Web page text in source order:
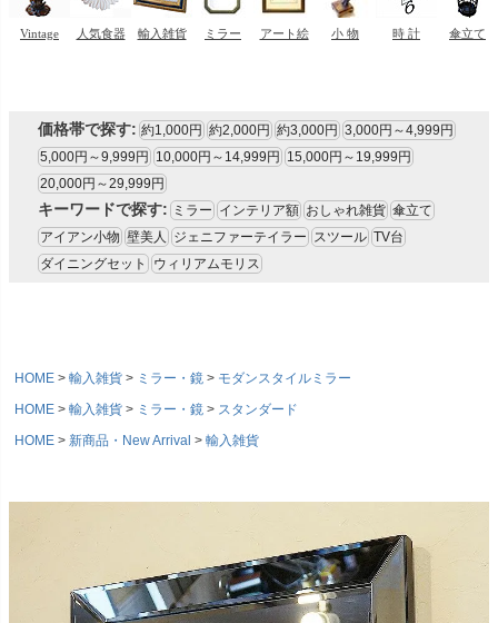
価格帯で探す: 約1,000円 約2,000円 約3,000円 3,000円～4,999円
5,000円～9,999円
10,000円～14,999円
15,000円～19,999円
20,000円～29,999円
キーワードで探す: ミラー インテリア額 おしゃれ雑貨 傘立て
アイアン小物 壁美人 ジェニファーテイラー スツール TV台
ダイニングセット
ウィリアムモリス
HOME 輸入雑貨 ミラー・鏡
モダンスタイルミラー
HOME
輸入雑貨 ミラー・鏡
スタンダード
HOME
新商品・New Arrival 輸入雑貨